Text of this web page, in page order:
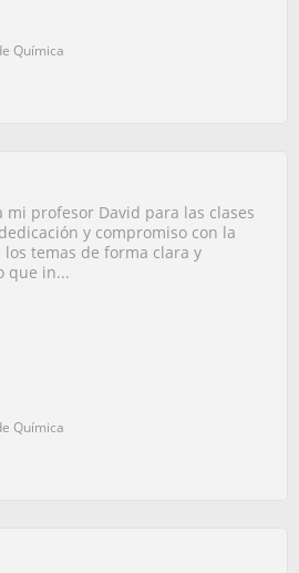
Química
mi profesor David para las clases
y compromiso con la
los temas de forma clara y
que in...
Química